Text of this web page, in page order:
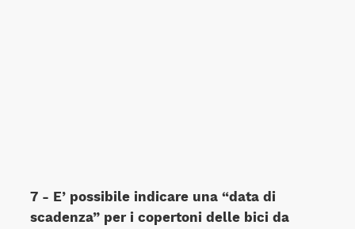
7 - E’ possibile indicare una “data di
scadenza” per i copertoni delle bici da